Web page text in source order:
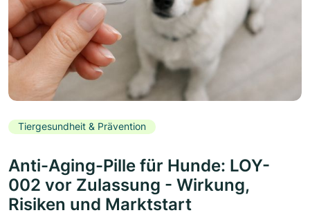
Tiergesundheit & Prävention
Anti-Aging-Pille für Hunde: LOY-
002 vor Zulassung - Wirkung,
Risiken und Marktstart